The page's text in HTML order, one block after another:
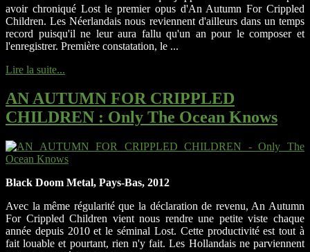
avoir chroniqué Lost le premier opus d'An Autumn For Crippled
Children. Les Néerlandais nous reviennent d'ailleurs dans un temps
record puisqu'il ne leur aura fallu qu'un an pour le composer et
l'enregistrer. Première constatation, le ...
Lire la suite...
AN AUTUMN FOR CRIPPLED
CHILDREN : Only The Ocean Knows
Black Doom Metal, Pays-Bas, 2012
Avec la même régularité que la déclaration de revenu, An Autumn
For Crippled Children vient nous rendre une petite viste chaque
année depuis 2010 et le séminal Lost. Cette productivité est tout à
fait louable et pourtant, rien n'y fait. Les Hollandais ne parviennent